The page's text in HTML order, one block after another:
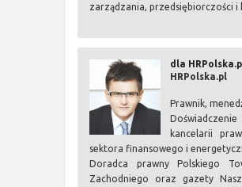
zarządzania, przedsiębiorczości i
dla
HRPolska.pl
Prawnik,
kancelarii
sektora finansowego i
Doradca prawny Polskiego
Zachodniego oraz gazety